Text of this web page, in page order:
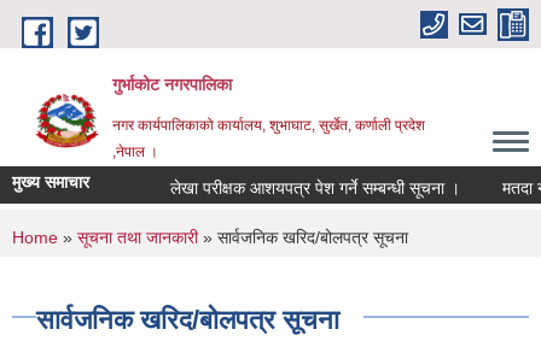
Skip to main content
गुर्भाकोट नगरपालिका
नगर कार्यपालिकाको कार्यालय, शुभाघाट, सुर्खेत, कर्णाली प्रदेश
,नेपाल ।
मुख्य समाचार लेखा परीक्षक आशयपत्र पेश गर्ने सम्बन्धी सूचना । मतदा
You are here
Home » सूचना तथा जानकारी» सार्वजनिक खरिद/बोलपत्र सूचना
सार्वजनिक खरिद/बोलपत्र सूचना